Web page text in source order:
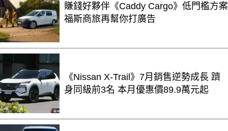
賺錢好夥伴《Caddy Cargo》低門檻方案
福斯商旅再幫你打廣告
《Nissan X-Trail》7月銷售逆勢成長 躋
身同級前3名 本月優惠價89.9萬元起